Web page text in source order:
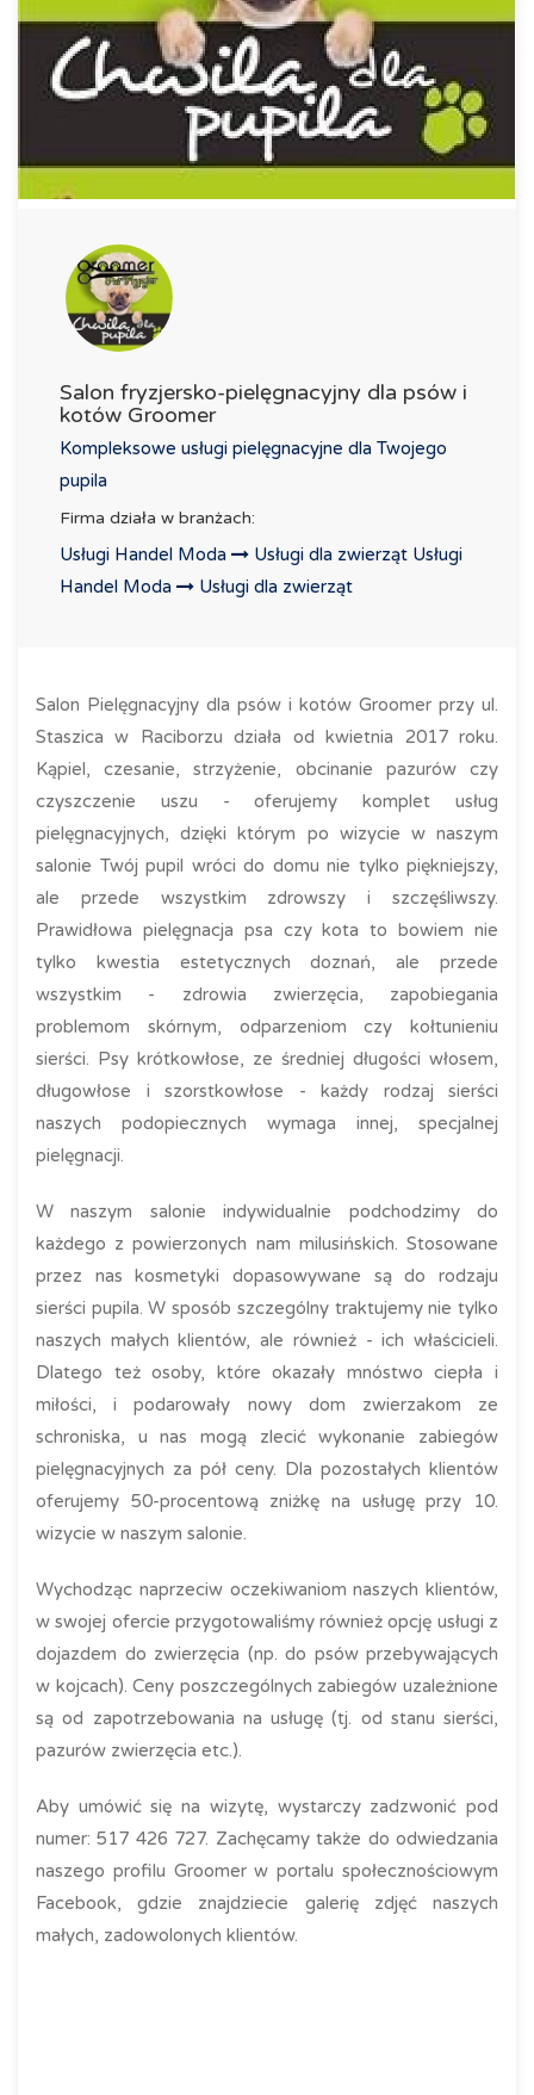
Salon fryzjersko-pielęgnacyjny dla psów i
kotów Groomer
Kompleksowe usługi pielęgnacyjne dla Twojego
pupila
Firma działa w branżach:
Usługi Handel Moda Usługi dla zwierząt Usługi
Handel Moda
Usługi dla zwierząt
Salon Pielęgnacyjny dla psów i kotów Groomer przy ul.
Staszica w Raciborzu działa od kwietnia 2017 roku.
Kąpiel, czesanie, strzyżenie, obcinanie pazurów czy
czyszczenie uszu - oferujemy komplet usług
pielęgnacyjnych, dzięki którym po wizycie w naszym
salonie Twój pupil wróci do domu nie tylko piękniejszy,
ale przede wszystkim zdrowszy i szczęśliwszy.
Prawidłowa pielęgnacja psa czy kota to bowiem nie
tylko kwestia estetycznych doznań, ale przede
wszystkim - zdrowia zwierzęcia, zapobiegania
problemom skórnym, odparzeniom czy kołtunieniu
sierści. Psy krótkowłose, ze średniej długości włosem,
długowłose i szorstkowłose - każdy rodzaj sierści
naszych podopiecznych wymaga innej, specjalnej
pielęgnacji.
W naszym salonie indywidualnie podchodzimy do
każdego z powierzonych nam milusińskich. Stosowane
przez nas kosmetyki dopasowywane są do rodzaju
sierści pupila. W sposób szczególny traktujemy nie tylko
naszych małych klientów, ale również - ich właścicieli.
Dlatego też osoby, które okazały mnóstwo ciepła i
miłości, i podarowały nowy dom zwierzakom ze
schroniska, u nas mogą zlecić wykonanie zabiegów
pielęgnacyjnych za pół ceny. Dla pozostałych klientów
oferujemy 50-procentową zniżkę na usługę przy 10.
wizycie w naszym salonie.
Wychodząc naprzeciw oczekiwaniom naszych klientów,
w swojej ofercie przygotowaliśmy również opcję usługi z
dojazdem do zwierzęcia (np. do psów przebywających
w kojcach). Ceny poszczególnych zabiegów uzależnione
są od zapotrzebowania na usługę (tj. od stanu sierści,
pazurów zwierzęcia etc.).
Aby umówić się na wizytę, wystarczy zadzwonić pod
numer: 517 426 727. Zachęcamy także do odwiedzania
naszego profilu Groomer w portalu społecznościowym
Facebook, gdzie znajdziecie galerię zdjęć naszych
małych, zadowolonych klientów.